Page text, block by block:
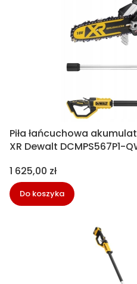
Piła łańcuchowa
XR Dewalt DCMPS567P1-
Cena
1 625,00 zł
Do koszyka